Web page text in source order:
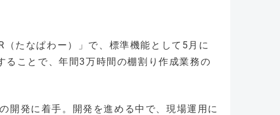
たなぱわー）」で、標準機能として5月に
ることで、年間3万時間の棚割り作成業務の
開発に着手。開発を進める中で、現場運用に